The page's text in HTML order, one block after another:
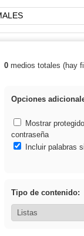
o frase:
Resultados
0medios totales (hay
Opciones
Mostrar
contraseña
Incluir palabras
Tipo de contenido: